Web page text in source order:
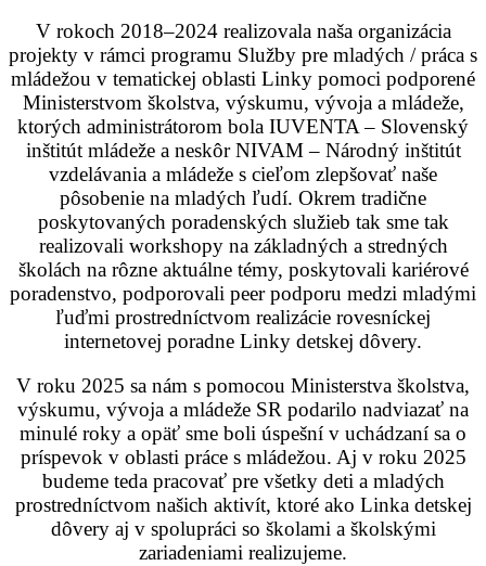
V rokoch 2018–2024 realizovala naša organizácia
projekty v rámci programu Služby pre mladých / práca s
mládežou v tematickej oblasti Linky pomoci podporené
Ministerstvom školstva, výskumu, vývoja a mládeže,
ktorých administrátorom bola IUVENTA – Slovenský
inštitút mládeže a neskôr NIVAM – Národný inštitút
vzdelávania a mládeže s cieľom zlepšovať naše
pôsobenie na mladých ľudí. Okrem tradične
poskytovaných poradenských služieb tak sme tak
realizovali workshopy na základných a stredných
školách na rôzne aktuálne témy, poskytovali kariérové
poradenstvo, podporovali peer podporu medzi mladými
ľuďmi prostredníctvom realizácie rovesníckej
internetovej poradne Linky detskej dôvery.
V roku 2025 sa nám s pomocou Ministerstva školstva,
výskumu, vývoja a mládeže SR podarilo nadviazať na
minulé roky a opäť sme boli úspešní v uchádzaní sa o
príspevok v oblasti práce s mládežou. Aj v roku 2025
budeme teda pracovať pre všetky deti a mladých
prostredníctvom našich aktivít, ktoré ako Linka detskej
dôvery aj v spolupráci so školami a školskými
zariadeniami realizujeme.